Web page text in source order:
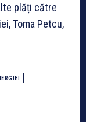
plăți către
Toma Petcu,